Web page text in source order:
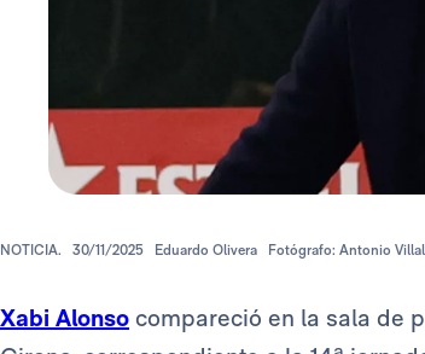
NOTICIA. 30/11/2025 Eduardo Olivera Fotógrafo: Antonio
Xabi Alonso compareció en la sala de